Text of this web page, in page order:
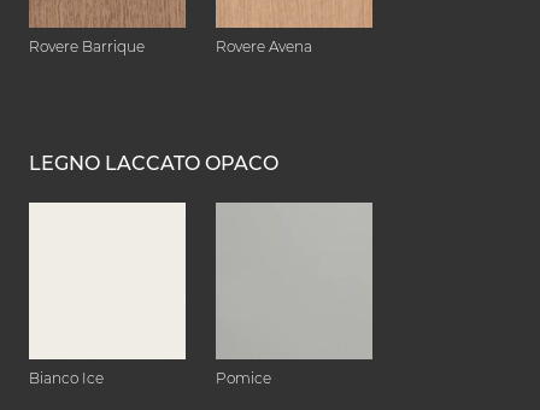
Rovere Barrique Rovere Avena
LEGNO LACCATO OPACO
Bianco Ice Pomice